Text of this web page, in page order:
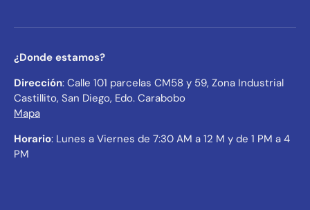
¿Donde estamos?
Dirección: Calle 101 parcelas CM58 y 59, Zona Industrial
Castillito, San Diego, Edo. Carabobo
Mapa
Horario: Lunes a Viernes de 7:30 AM a 12 M y de 1 PM a 4
PM